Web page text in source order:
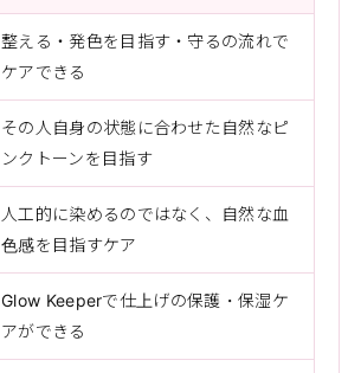
整える・発色を目指す・守るの流れで
ケアできる
その人自身の状態に合わせた自然なピ
ンクトーンを目指す
人工的に染めるのではなく、自然な血
色感を目指すケア
Glow Keeperで仕上げの保護・保湿ケ
アができる